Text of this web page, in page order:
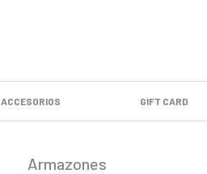
ACCESORIOS GIFT CARD
Armazones